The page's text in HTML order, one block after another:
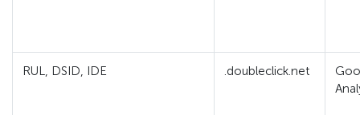
RUL, DSID, IDE .doubleclick.net